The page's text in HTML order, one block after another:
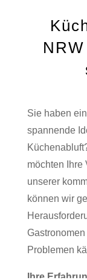
Sie haben
spannende
möchten Ihre
unserer
können wir
Problemen
Ihre